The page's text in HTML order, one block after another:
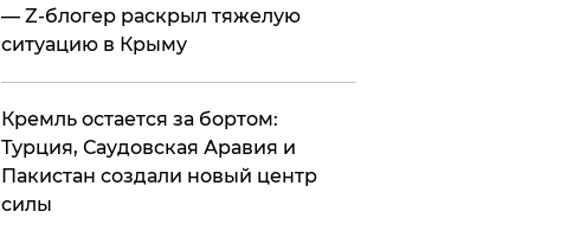
— Z-блогер раскрыл тяжелую
ситуацию в Крыму
​Кремль остается за бортом:
Турция, Саудовская Аравия и
Пакистан создали новый центр
силы